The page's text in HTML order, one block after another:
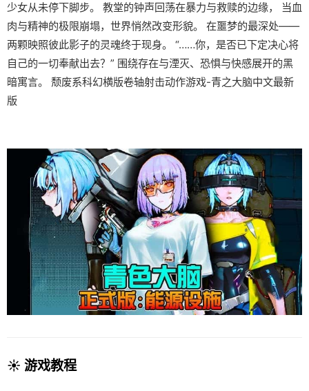
少女从未停下脚步。 教堂的钟声回荡在暴力与救赎的边缘， 当血
肉与精神的极限崩塌，世界悄然改变形貌。 在噩梦的最深处——
两颗映照彼此影子的灵魂终于现身。 “……你，是否已下定决心将
自己的一切奉献出去？” 围绕存在与湮灭、恐惧与快感展开的黑
暗寓言。 颓废系科幻横版卷轴射击动作游戏-青之大脑中文最新
版
☀️ 游戏教程